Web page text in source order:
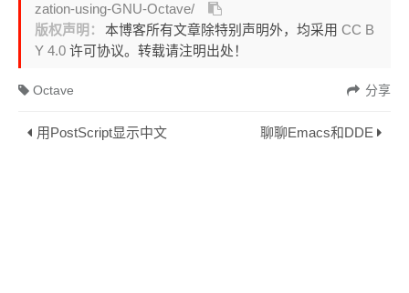
zation-using-GNU-Octave/
版权声明：
本博客所有文章除特别声明外，均采用CC B
Y 4.0许可协议。转载请注明出处！
分享
Octave
用PostScript显示中文 聊聊Emacs和DDE